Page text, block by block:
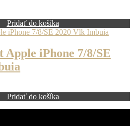
Pridať do košíka
iPhone 7/8/SE
Pridať do košíka